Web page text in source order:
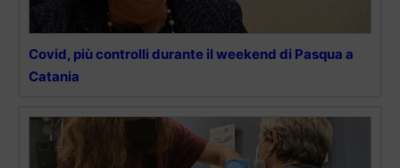
Covid, più controlli durante il weekend di Pasqua a
Catania